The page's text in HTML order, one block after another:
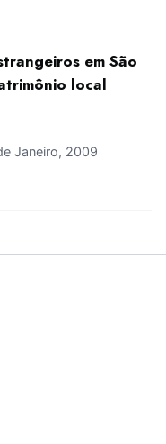
em São
local
Janeiro, 2009